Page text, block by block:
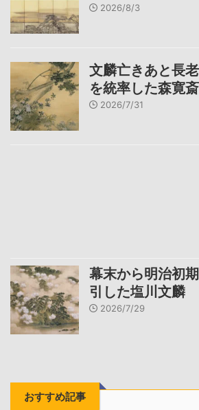
2026/8/3
文麟亡きあと長
を統率した森寛斎
2026/7/31
幕末から明治初
引した塩川文麟
2026/7/29
おすすめ記事